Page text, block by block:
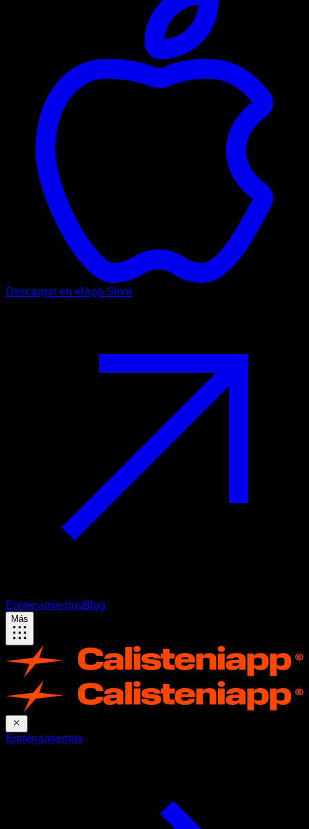
Descargar en el App Store
EntrenamientosBlog
Más
Entrenamientos